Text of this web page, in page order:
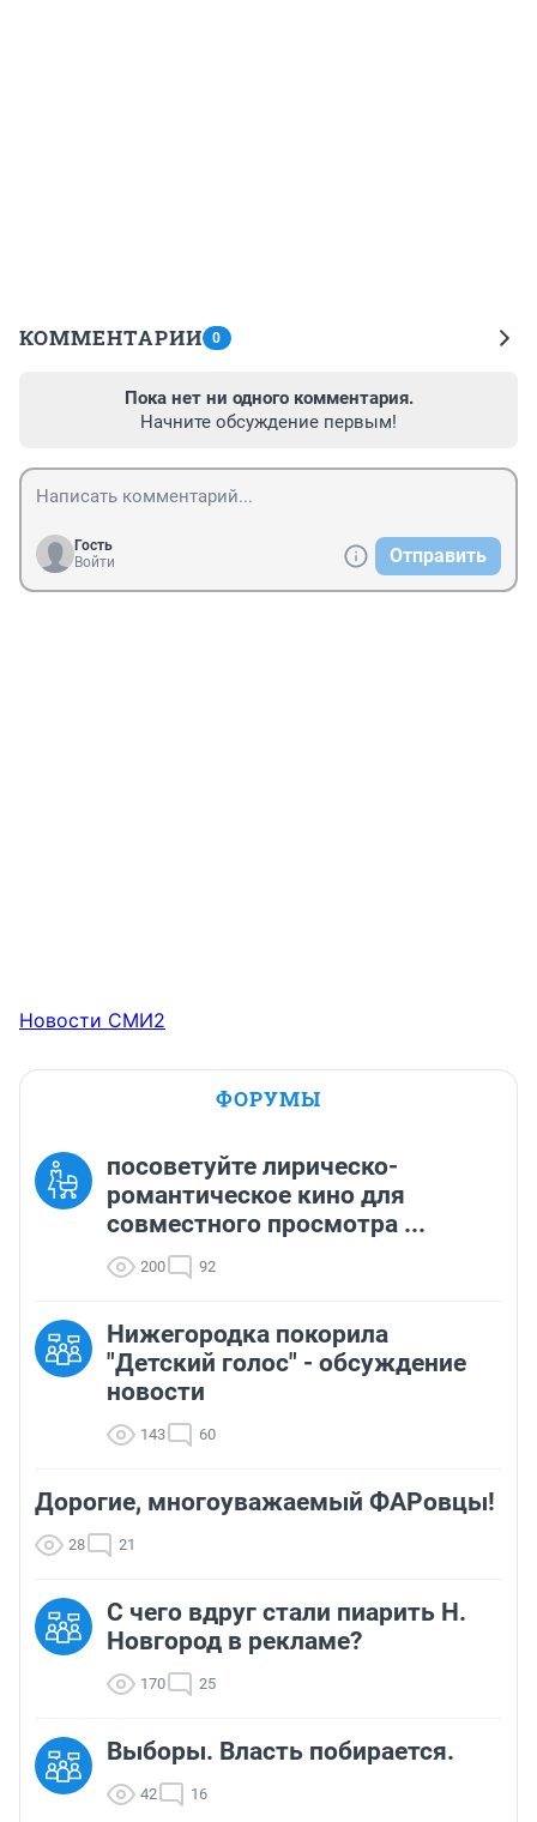
КОММЕНТАРИИ 0
Пока нет ни одного комментария.
Начните обсуждение первым!
Гость
Войти
Отправить
Новости СМИ2
ФОРУМЫ
посоветуйте лирическо-
романтическое кино для
совместного просмотра ...
200 92
Нижегородка покорила
"Детский голос" - обсуждение
новости
143 60
Дорогие, многоуважаемый ФАРовцы!
28 21
С чего вдруг стали пиарить Н.
Новгород в рекламе?
170 25
Выборы. Власть побирается.
42 16